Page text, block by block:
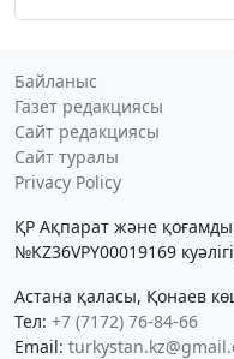
Байланыс
Газет редакциясы
Сайт редакциясы
Сайт туралы
Privacy Policy
ҚР Ақпарат және
№KZ36VPY00019169
Астана қаласы, Қонаев
Тел: +7 (7172) 76-84-66
Email: